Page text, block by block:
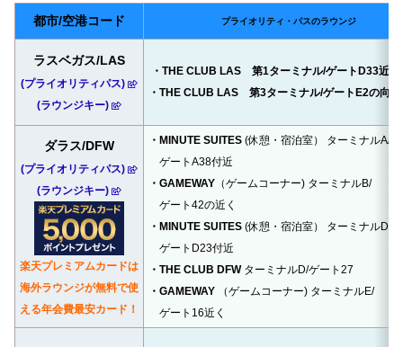
都市/空港コード プライオリティ・パスのラウンジ
ラスベガス/LAS
(プライオリティパス)
(ラウンジキー)
・THE CLUB LAS 第1ターミナル/ゲートD33近く
・THE CLUB LAS 第3ターミナル/ゲートE2の向か
ダラス/DFW
(プライオリティパス)
(ラウンジキー)
楽天プレミアムカードは
海外ラウンジが無料で使
える年会費最安カード！
・MINUTE SUITES(休憩・宿泊室） ターミナルA/
ゲートA38付近
・GAMEWAY（ゲームコーナー) ターミナルB/
ゲート42の近く
・MINUTE SUITES(休憩・宿泊室） ターミナルD/
ゲートD23付近
・THE CLUB DFWターミナルD/ゲート27
・GAMEWAY（ゲームコーナー) ターミナルE/
ゲート16近く